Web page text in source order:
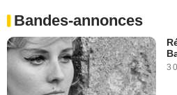
Bandes-annonces
3